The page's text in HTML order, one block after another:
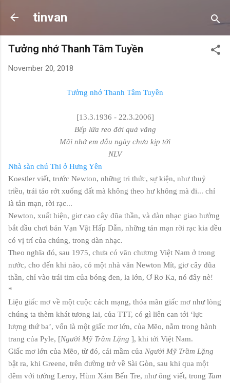
tinvan
Tưởng nhớ Thanh Tâm Tuyền
November 20, 2018
Tưởng nhớ Thanh Tâm Tuyền
[13.3.1936 - 22.3.2006]
Bếp lửa reo đời quá vãng
Mãi nhớ em dẫu ngày chưa kịp tới
NLV
Nhà sàn chú Thi ở Hưng Yên
Koestler viết, trước Newton, những tri thức, sự kiện, như thuỷ
triều, trái táo rớt xuống đất mà không theo hư không mà đi... chỉ
là tản mạn, rời rạc...
Newton, xuất hiện, giơ cao cây đũa thần, và dàn nhạc giao hưởng
bắt đầu chơi bản Vạn Vật Hấp Dẫn, những tản mạn rời rạc kia đều
có vị trí của chúng, trong dàn nhạc.
Theo nghĩa đó, sau 1975, chưa có văn chương Việt Nam ở trong
nước, cho đến khi nào, có một nhà văn Newton Mít, giơ cây đũa
thần, chỉ vào trái tim của bóng đen, la lớn, Ơ Rơ Ka, nó đây nè!
*
Liệu giấc mơ về một cuộc cách mạng, thỏa mãn giấc mơ như lòng
chúng ta thèm khát tương lai, của TTT, có gì liên can tới ‘lực
lượng thứ ba’, vốn là một giấc mơ lớn, của Mẽo, nằm trong hành
trang của Pyle, [Người Mỹ Trầm Lặng ], khi tới Việt Nam.
Giấc mơ lớn của Mẽo, từ đó, cái mầm của Người Mỹ Trầm Lặng
bật ra, khi Greene, trên đường trở về Sài Gòn, sau khi qua một
đêm với tướng Leroy, Hùm Xám Bến Tre, như ông viết, trong Tam